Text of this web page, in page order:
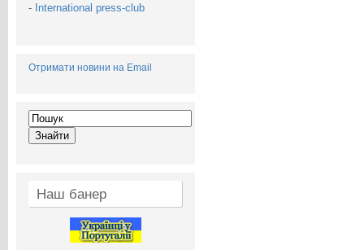
- International press-club
Отримати новини на Email
Наш банер